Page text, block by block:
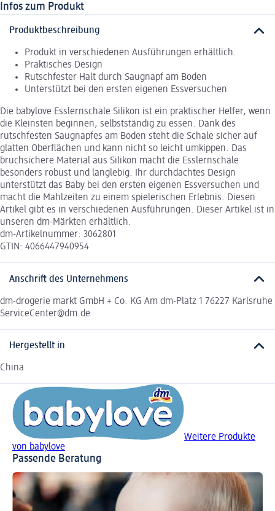
Infos zum Produkt
Produktbeschreibung
Produkt in verschiedenen Ausführungen erhältlich.
Praktisches Design
Rutschfester Halt durch Saugnapf am Boden
Unterstützt bei den ersten eigenen Essversuchen
Die babylove Esslernschale Silikon ist ein praktischer Helfer, wenn
die Kleinsten beginnen, selbstständig zu essen. Dank des
rutschfesten Saugnapfes am Boden steht die Schale sicher auf
glatten Oberflächen und kann nicht so leicht umkippen. Das
bruchsichere Material aus Silikon macht die Esslernschale
besonders robust und langlebig. Ihr durchdachtes Design
unterstützt das Baby bei den ersten eigenen Essversuchen und
macht die Mahlzeiten zu einem spielerischen Erlebnis. Diesen
Artikel gibt es in verschiedenen Ausführungen. Dieser Artikel ist in
unseren dm-Märkten erhältlich.
dm-Artikelnummer: 3062801
GTIN: 4066447940954
Anschrift des Unternehmens
dm-drogerie markt GmbH + Co. KG Am dm-Platz 1 76227 Karlsruhe
ServiceCenter@dm.de
Hergestellt in
China
Weitere Produkte
von babylove
Passende Beratung